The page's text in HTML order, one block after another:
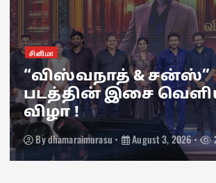
சினிமா
“விஸ்வநாத் & சன்ஸ்”
படத்தின் இசை
விழா !
Bydhamaraimurasu August 3, 2026